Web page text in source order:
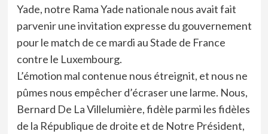
Yade, notre Rama Yade nationale nous avait fait
parvenir une invitation expresse du gouvernement
pour le match de ce mardi au Stade de France
contre le Luxembourg.
L’émotion mal contenue nous étreignit, et nous ne
pûmes nous empêcher d’écraser une larme. Nous,
Bernard De La Villelumière, fidèle parmi les fidèles
de la République de droite et de Notre Président,